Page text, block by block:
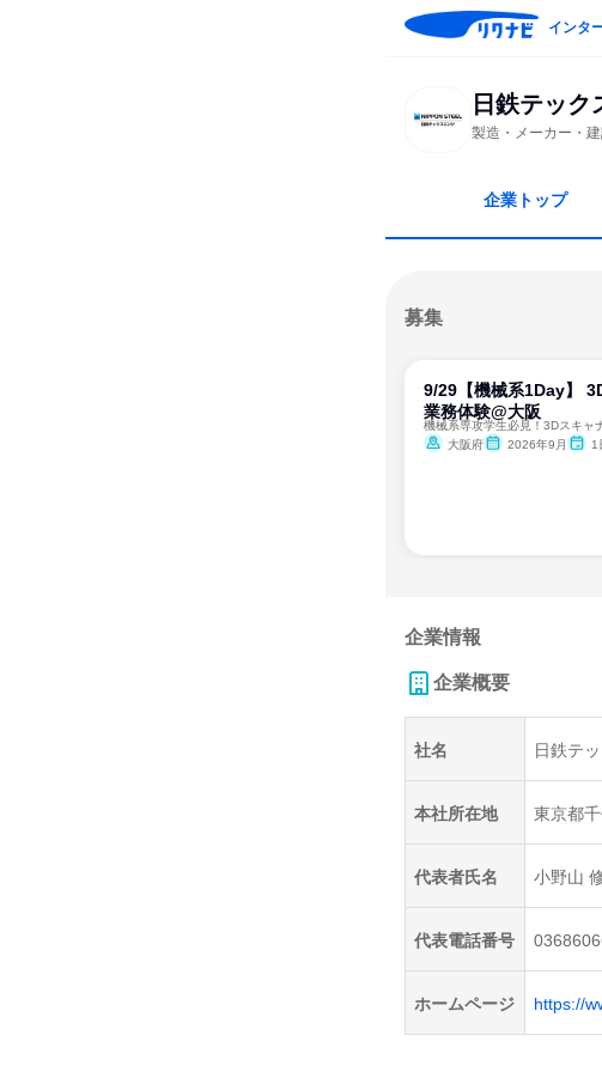
インタ
日鉄テック
製造・メーカー・
企業トップ
募集
9/29【機械系1Day】
業務体験@大阪
大阪府
2026年9月 1
企業情報
企業概要
社名 日鉄テ
本社所在地 東京都
代表者氏名 小野山
代表電話番号
ホームページ https://